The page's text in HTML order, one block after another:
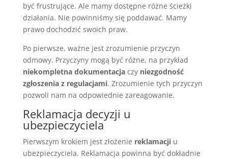
być frustrujące. Ale mamy dostępne różne ścieżki
działania. Nie powinniśmy się poddawać. Mamy
prawo dochodzić swoich praw.
Po pierwsze, ważne jest zrozumienie przyczyn
odmowy. Przyczyny mogą być różne, na przykład
niekompletna dokumentacjaczy niezgodność
zgłoszenia z regulacjami. Zrozumienie tych przyczyn
pozwoli nam na odpowiednie zareagowanie.
Reklamacja decyzji u
ubezpieczyciela
Pierwszym krokiem jest złożenie reklamacjiu
ubezpieczyciela. Reklamacja powinna być dokładnie